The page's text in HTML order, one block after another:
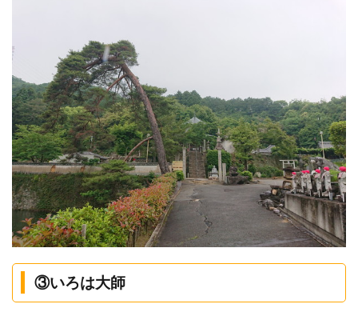
③いろは大師